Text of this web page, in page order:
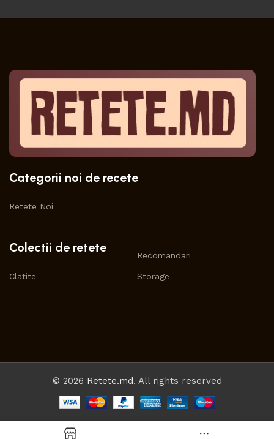
Categorii noi de recete
Retete Noi
Colectii de retete
Clatite
Recomandari
Storage
© 2026 Retete.md. All rights reserved